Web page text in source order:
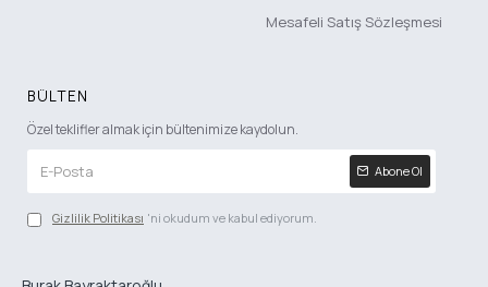
Mesafeli Satış Sözleşmesi
BÜLTEN
Özel teklifler almak için bültenimize kaydolun.
Abone Ol
Gizlilik Politikası 'ni okudum ve kabul ediyorum.